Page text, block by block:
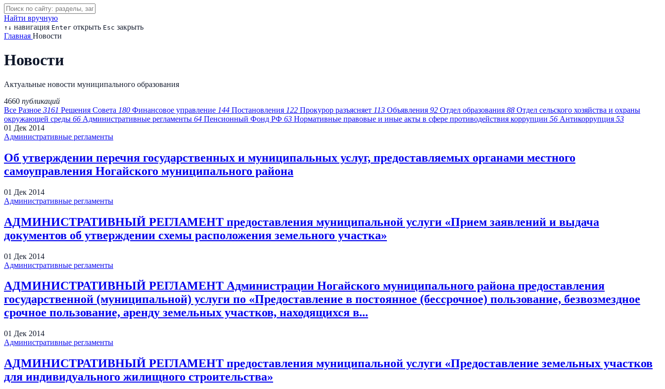
Найти вручную
↑ ↓ навигация Enter открыть Esc закрыть
Главная Новости
Новости
Актуальные новости муниципального образования
4660 публикаций
Все Разное 3161 Решения Совета 180 Финансовое управление 144 Постановления 122 Прокурор разъясняет 113 Объявления 92 Отдел образования 88 Отдел сельского хозяйства и охраны
окружающей среды 66 Административные регламенты 64 Пенсионный Фонд РФ 63 Нормативные правовые и иные акты в сфере противодействия коррупции 56 Антикоррупция 53
01 Дек 2014
Административные регламенты
Об утверждении перечня государственных и муниципальных услуг, предоставляемых органами местного
самоуправления Ногайского муниципального района
01 Дек 2014
Административные регламенты
АДМИНИСТРАТИВНЫЙ РЕГЛАМЕНТ предоставления муниципальной услуги «Прием заявлений и выдача
документов об утверждении схемы расположения земельного участка»
01 Дек 2014
Административные регламенты
АДМИНИСТРАТИВНЫЙ РЕГЛАМЕНТ Администрации Ногайского муниципального района предоставления
государственной (муниципальной) услуги по «Предоставление в постоянное (бессрочное) пользование, безвозмездное
срочное пользование, аренду земельных участков, находящихся в...
01 Дек 2014
Административные регламенты
АДМИНИСТРАТИВНЫЙ РЕГЛАМЕНТ предоставления муниципальной услуги «Предоставление земельных участков
для индивидуального жилищного строительства»